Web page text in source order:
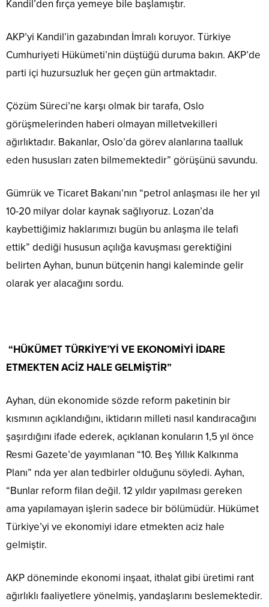
Kandil’den fırça yemeye bile başlamıştır.
AKP’yi Kandil’in gazabından İmralı koruyor. Türkiye
Cumhuriyeti Hükümeti’nin düştüğü duruma bakın. AKP’de
parti içi huzursuzluk her geçen gün artmaktadır.
Çözüm Süreci’ne karşı olmak bir tarafa, Oslo
görüşmelerinden haberi olmayan milletvekilleri
ağırlıktadır. Bakanlar, Oslo’da görev alanlarına taalluk
eden hususları zaten bilmemektedir” görüşünü savundu.
Gümrük ve Ticaret Bakanı’nın “petrol anlaşması ile her yıl
10-20 milyar dolar kaynak sağlıyoruz. Lozan’da
kaybettiğimiz haklarımızı bugün bu anlaşma ile telafi
ettik” dediği hususun açılığa kavuşması gerektiğini
belirten Ayhan, bunun bütçenin hangi kaleminde gelir
olarak yer alacağını sordu.
“HÜKÜMET TÜRKİYE’Yİ VE EKONOMİYİ İDARE
ETMEKTEN ACİZ HALE GELMİŞTİR”
Ayhan, dün ekonomide sözde reform paketinin bir
kısmının açıklandığını, iktidarın milleti nasıl kandıracağını
şaşırdığını ifade ederek, açıklanan konuların 1,5 yıl önce
Resmi Gazete’de yayımlanan “10. Beş Yıllık Kalkınma
Planı” nda yer alan tedbirler olduğunu söyledi. Ayhan,
“Bunlar reform filan değil. 12 yıldır yapılması gereken
ama yapılamayan işlerin sadece bir bölümüdür. Hükümet
Türkiye’yi ve ekonomiyi idare etmekten aciz hale
gelmiştir.
AKP döneminde ekonomi inşaat, ithalat gibi üretimi rant
ağırlıklı faaliyetlere yönelmiş, yandaşlarını beslemektedir.